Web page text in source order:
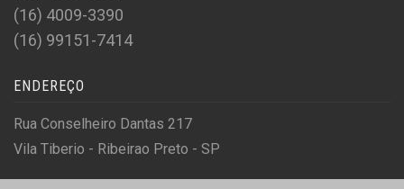
(16) 4009-3390
(16) 99151-7414
ENDEREÇO
Rua Conselheiro Dantas 217
Vila Tiberio - Ribeirao Preto - SP